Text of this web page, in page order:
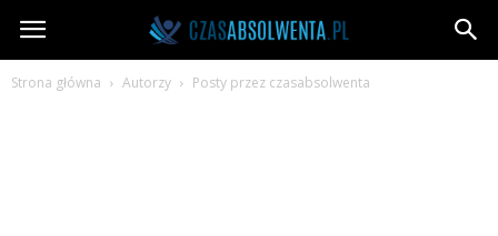
CzasAbsolwenta.pl
Strona główna Autorzy Posty przez czasabsolwenta